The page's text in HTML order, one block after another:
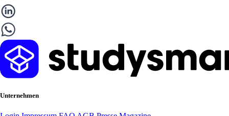
Unternehmen